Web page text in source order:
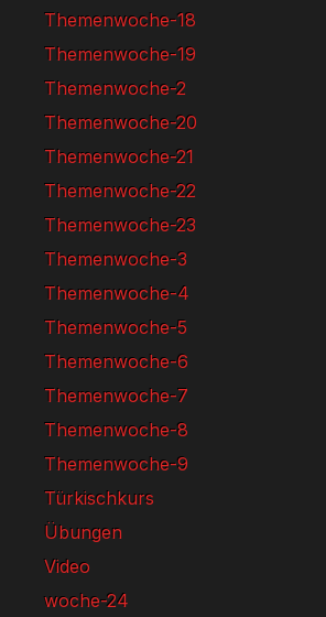
Themenwoche-18
Themenwoche-19
Themenwoche-2
Themenwoche-20
Themenwoche-21
Themenwoche-22
Themenwoche-23
Themenwoche-3
Themenwoche-4
Themenwoche-5
Themenwoche-6
Themenwoche-7
Themenwoche-8
Themenwoche-9
Türkischkurs
Übungen
Video
woche-24